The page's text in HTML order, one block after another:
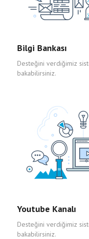
Bilgi Bankası
Desteğini verdiğimiz
bakabilirsiniz.
Youtube Kanalı
Desteğini verdiğimiz
bakabilirsiniz.